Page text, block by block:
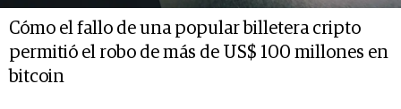
Cómo el fallo de una popular billetera cripto
permitió el robo de más de US$ 100 millones en
bitcoin